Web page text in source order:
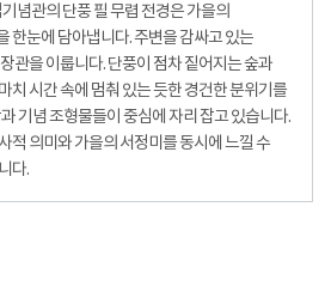
념관의 단풍 필 무렵 전경은 가을의
한눈에 담아냅니다. 주변을 감싸고 있는
관을 이룹니다. 단풍이 점차 짙어지는 숲과
치 시간 속에 멈춰 있는 듯한 경건한 분위기를
기념 조형물들이 중심에 자리 잡고 있습니다.
적 의미와 가을의 서정미를 동시에 느낄 수
다.